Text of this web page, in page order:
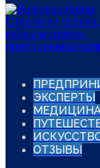
ЭКСПЕРТЫ
ОТЗЫВЫ